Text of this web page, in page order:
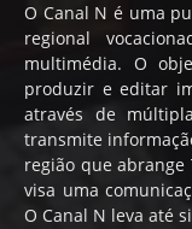
O Canal N é uma
regional
multimédia. O
produzir e editar
através de
transmite
região que abrange
visa uma
O Canal N leva até si